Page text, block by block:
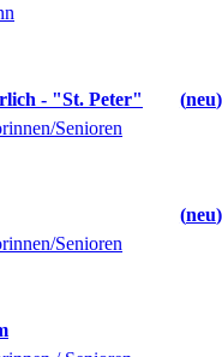
- "St. Peter"
neu
Senioren
neu
Senioren